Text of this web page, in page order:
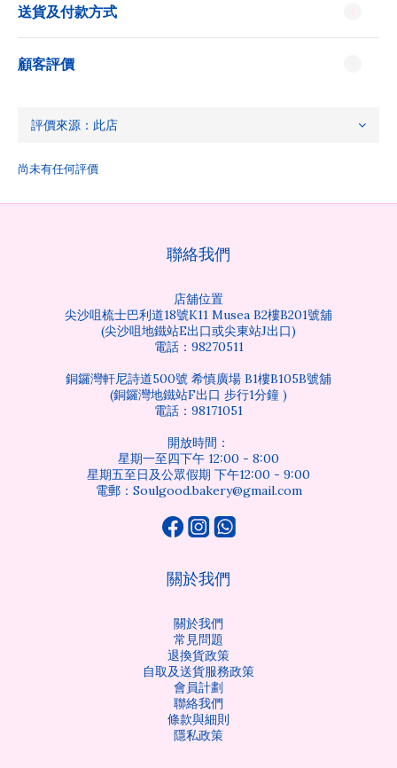
送貨及付款方式
顧客評價
尚未有任何評價
聯絡我們
店舖位置
尖沙咀梳士巴利道18號K11 Musea B2樓B201號舖
(尖沙咀地鐵站E出口或尖東站J出口)
電話：98270511
銅鑼灣軒尼詩道500號 希慎廣場 B1樓B105B號舖
(銅鑼灣地鐵站F出口 步行1分鐘 )
電話：98171051
開放時間：
星期一至四下午 12:00 - 8:00
星期五至日及公眾假期 下午12:00 - 9:00
電郵：Soulgood.bakery@gmail.com
關於我們
關於我們
常見問題
退換貨政策
自取及送貨服務政策
會員計劃
聯絡我們
條款與細則
隱私政策